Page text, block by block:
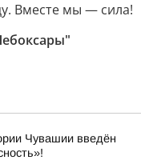
Вместе мы — сила!
Чувашии введён